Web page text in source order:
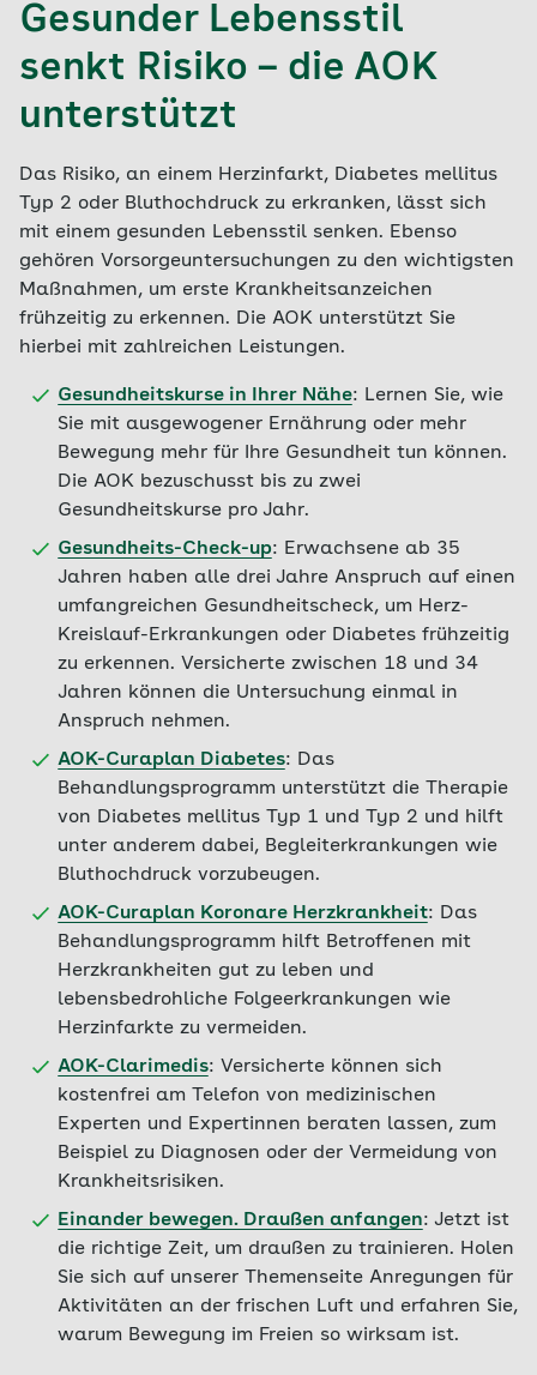
Gesunder Lebensstil
senkt Risiko – die AOK
unterstützt
Das Risiko, an einem Herzinfarkt, Diabetes mellitus
Typ 2 oder Bluthochdruck zu erkranken, lässt sich
mit einem gesunden Lebensstil senken. Ebenso
gehören Vorsorgeuntersuchungen zu den wichtigsten
Maßnahmen, um erste Krankheitsanzeichen
frühzeitig zu erkennen. Die AOK unterstützt Sie
hierbei mit zahlreichen Leistungen.
Gesundheitskurse in Ihrer Nähe: Lernen Sie, wie
Sie mit ausgewogener Ernährung oder mehr
Bewegung mehr für Ihre Gesundheit tun können.
Die AOK bezuschusst bis zu zwei
Gesundheitskurse pro Jahr.
Gesundheits-Check-up: Erwachsene ab 35
Jahren haben alle drei Jahre Anspruch auf einen
umfangreichen Gesundheitscheck, um Herz-
Kreislauf-Erkrankungen oder Diabetes frühzeitig
zu erkennen. Versicherte zwischen 18 und 34
Jahren können die Untersuchung einmal in
Anspruch nehmen.
AOK-Curaplan Diabetes: Das
Behandlungsprogramm unterstützt die Therapie
von Diabetes mellitus Typ 1 und Typ 2 und hilft
unter anderem dabei, Begleiterkrankungen wie
Bluthochdruck vorzubeugen.
AOK-Curaplan Koronare Herzkrankheit: Das
Behandlungsprogramm hilft Betroffenen mit
Herzkrankheiten gut zu leben und
lebensbedrohliche Folgeerkrankungen wie
Herzinfarkte zu vermeiden.
AOK-Clarimedis: Versicherte können sich
kostenfrei am Telefon von medizinischen
Experten und Expertinnen beraten lassen, zum
Beispiel zu Diagnosen oder der Vermeidung von
Krankheitsrisiken.
Einander bewegen. Draußen anfangen: Jetzt ist
die richtige Zeit, um draußen zu trainieren. Holen
Sie sich auf unserer Themenseite Anregungen für
Aktivitäten an der frischen Luft und erfahren Sie,
warum Bewegung im Freien so wirksam ist.